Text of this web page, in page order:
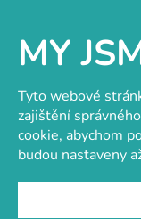
MY
Tyto webové
zajištění
cookie, abychom
budou nastaveny
Facebook
Velkoobchod